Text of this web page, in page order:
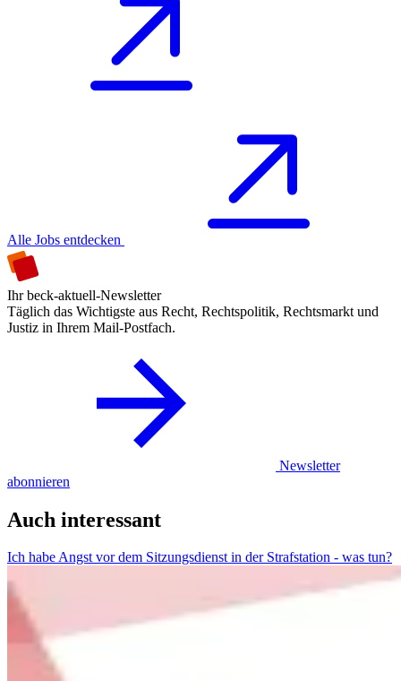
Alle Jobs entdecken
Ihr beck-aktuell-Newsletter
Täglich das Wichtigste aus Recht, Rechtspolitik, Rechtsmarkt und
Justiz in Ihrem Mail-Postfach.
Newsletter
abonnieren
Auch interessant
Ich habe Angst vor dem Sitzungsdienst in der Strafstation - was tun?